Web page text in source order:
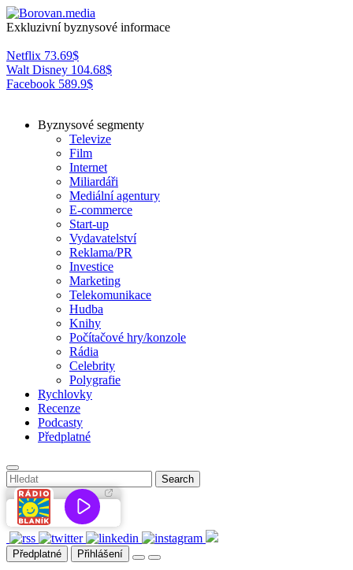
Exkluzivní byznysové informace
Netflix 73.69$
Walt Disney 104.68$
Facebook 589.9$
Byznysové segmenty
Televize
Film
Internet
Miliardáři
Mediální agentury
E-commerce
Start-up
Vydavatelství
Reklama/PR
Investice
Marketing
Telekomunikace
Hudba
Knihy
Počítačové hry/konzole
Rádia
Celebrity
Polygrafie
Rychlovky
Recenze
Podcasty
Předplatné
Předplatné Přihlášení